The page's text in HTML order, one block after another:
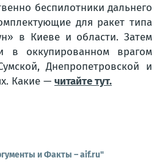
беспилотники дальнего
для ракет типа
в Киеве и области. Затем
в оккупированном врагом
Днепропетровской и
Какие — читайте тут.
и Факты – aif.ru"